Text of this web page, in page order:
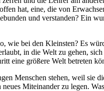
hat, eine, die von
und verstanden? Ein
bei den Kleinsten? Es
in die Welt zu gehen,
eine größere Welt betreten
Menschen stehen, weil sie
Miteinander zu legen.